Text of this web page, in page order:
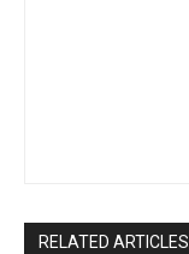
RELATED ARTICLES